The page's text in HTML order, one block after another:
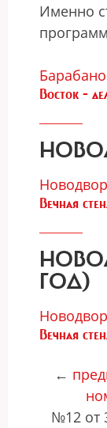
Именно
Восток -
Вечная
ГОД)
Вечная
←
№12 от